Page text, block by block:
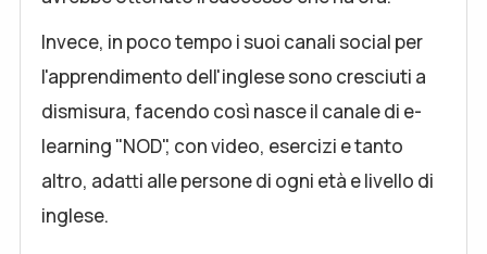
Invece, in poco tempo i suoi canali social per
l'apprendimento dell'inglese sono cresciuti a
dismisura, facendo così nasce il canale di e-
learning "NOD", con video, esercizi e tanto
altro, adatti alle persone di ogni età e livello di
inglese.